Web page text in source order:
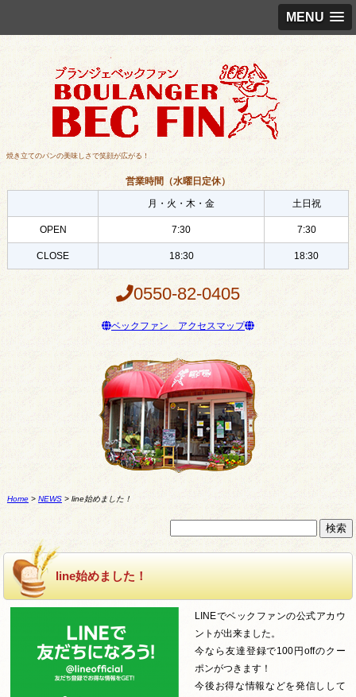
MENU
焼き立てのパンの美味しさで笑顔が広がる！
営業時間（水曜日定休）
月・火・木・金
土日祝
OPEN 7:30 7:30
CLOSE 18:30 18:30
0550-82-0405
ベックファン アクセスマップ
Home> NEWS> line始めました！
line始めました！
LINEでベックファンの公式アカウ
ントが出来ました。
今なら友達登録で100円offのクー
ポンがつきます！
今後お得な情報などを発信しして